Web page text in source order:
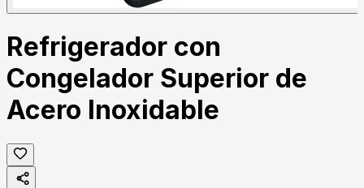
Refrigerador con
Congelador Superior de
Acero Inoxidable